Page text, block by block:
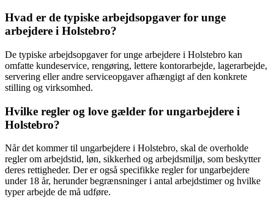
Hvad er de typiske arbejdsopgaver for unge
arbejdere i Holstebro?
De typiske arbejdsopgaver for unge arbejdere i Holstebro kan
omfatte kundeservice, rengøring, lettere kontorarbejde, lagerarbejde,
servering eller andre serviceopgaver afhængigt af den konkrete
stilling og virksomhed.
Hvilke regler og love gælder for ungarbejdere i
Holstebro?
Når det kommer til ungarbejdere i Holstebro, skal de overholde
regler om arbejdstid, løn, sikkerhed og arbejdsmiljø, som beskytter
deres rettigheder. Der er også specifikke regler for ungarbejdere
under 18 år, herunder begrænsninger i antal arbejdstimer og hvilke
typer arbejde de må udføre.